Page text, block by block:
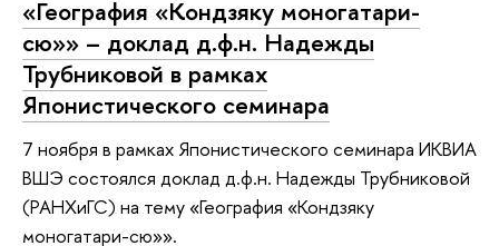
«География «Кондзяку моногатари-
сю»» – доклад д.ф.н. Надежды
Трубниковой в рамках
Японистического семинара
7 ноября в рамках Японистического семинара ИКВИА
ВШЭ состоялся доклад д.ф.н. Надежды Трубниковой
(РАНХиГС) на тему «География «Кондзяку
моногатари-сю»».